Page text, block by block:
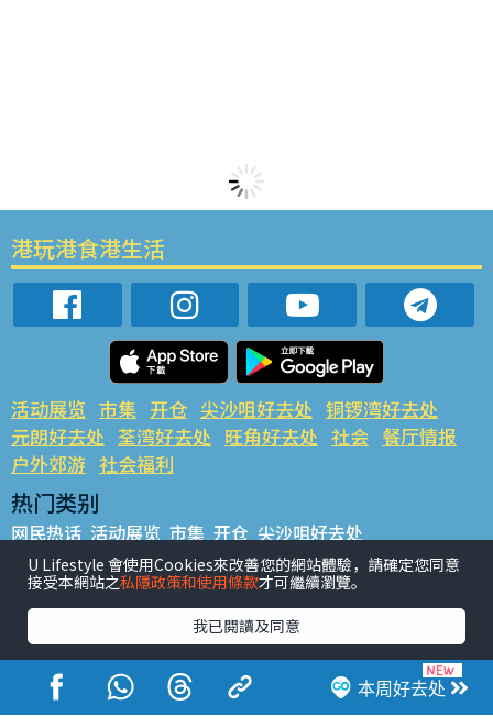
本周好去处
港玩港食港生活
活动展览 市集 开仓 尖沙咀好去处 铜锣湾好去处
元朗好去处 荃湾好去处 旺角好去处 社会 餐厅情报
户外郊游 社会福利
热门类别
网民热话 活动展览 市集 开仓 尖沙咀好去处
铜锣湾好去处 元朗好去处 荃湾好去处 旺角好去处 社会
餐厅情报 户外郊游
热门标签
#UGO揾好去处 #人气活动推介 #美食社群热话
#亲子玩乐好去处
#ULifestyle应用程式
#限时抢
#UJetso礼物放送
#ULifestyle商户中心 #著数 #网络热话
U Lifestyle 會使用Cookies來改善您的網站體驗，請確定您同意
接受本網站之私隱政策和使用條款才可繼續瀏覽。
我已閱讀及同意